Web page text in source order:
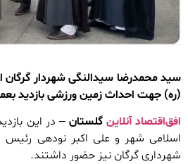
سید محمدرضا سیدالنگی شهردار گرگان
(ره) جهت احداث زمین ورزشی بازدید
افق‌اقتصاد آنلاین گلستان – در این
اسلامی شهر و علی اکبر نودهی
شهرداری گرگان نیز حضور داشتند.